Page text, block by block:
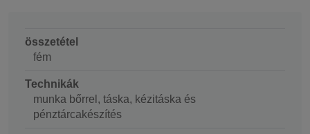
összetétel
fém
Technikák
munka bőrrel, táska, kézitáska és
pénztárcakészítés